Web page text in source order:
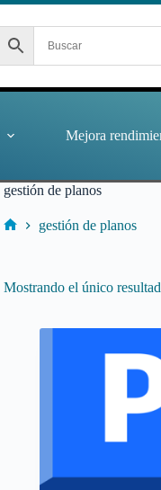
Mejora
gestión de planos
gestión de planos
Mostrando el único